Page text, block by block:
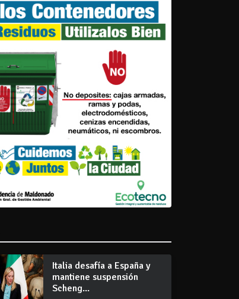
Italia desafía a España y
mantiene suspensión
Scheng...